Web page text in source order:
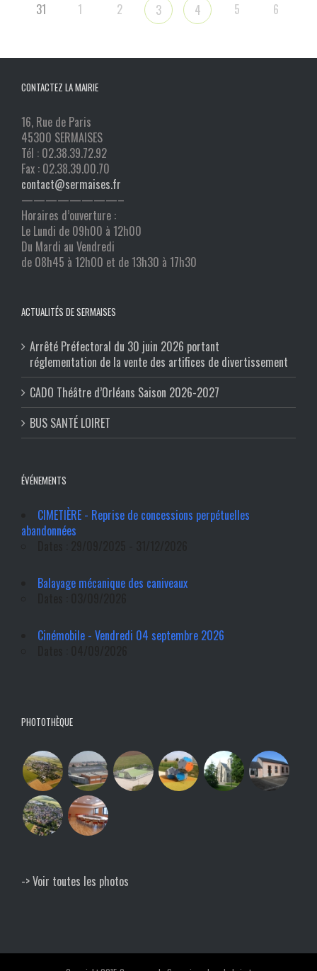
31 1 2 3 4 5 6
CONTACTEZ LA MAIRIE
16, Rue de Paris
45300 SERMAISES
Tél : 02.38.39.72.92
Fax : 02.38.39.00.70
contact@sermaises.fr
————————–
Horaires d’ouverture :
Le Lundi de 09h00 à 12h00
Du Mardi au Vendredi
de 08h45 à 12h00 et de 13h30 à 17h30
ACTUALITÉS DE SERMAISES
Arrêté Préfectoral du 30 juin 2026 portant
réglementation de la vente des artifices de divertissement
CADO Théâtre d’Orléans Saison 2026-2027
BUS SANTÉ LOIRET
ÉVÉNEMENTS
CIMETIÈRE - Reprise de concessions perpétuelles
abandonnées
Balayage mécanique des caniveaux
Cinémobile - Vendredi 04 septembre 2026
PHOTOTHÈQUE
-> Voir toutes les photos